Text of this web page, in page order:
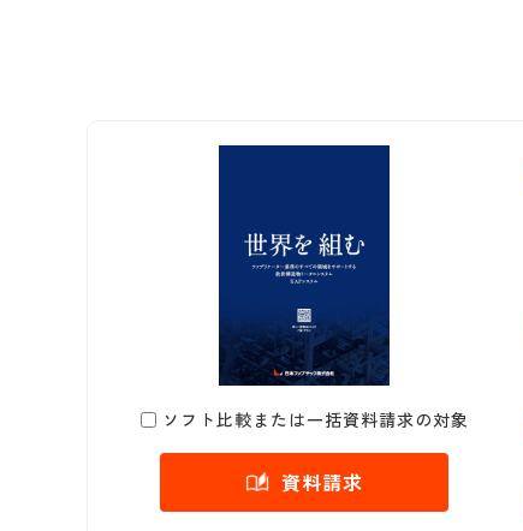
ソフト比較または一括資料請求の対象
資料請求